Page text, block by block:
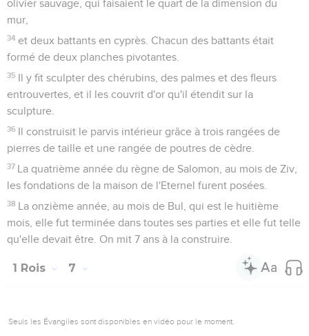
olivier sauvage, qui faisaient le quart de la dimension du
mur,
34 et deux battants en cyprès. Chacun des battants était
formé de deux planches pivotantes.
35 Il y fit sculpter des chérubins, des palmes et des fleurs
entrouvertes, et il les couvrit d'or qu'il étendit sur la
sculpture.
36 Il construisit le parvis intérieur grâce à trois rangées de
pierres de taille et une rangée de poutres de cèdre.
37 La quatrième année du règne de Salomon, au mois de Ziv,
les fondations de la maison de l'Eternel furent posées.
38 La onzième année, au mois de Bul, qui est le huitième
mois, elle fut terminée dans toutes ses parties et elle fut telle
qu'elle devait être. On mit 7 ans à la construire.
1 Rois 7
Seuls les Évangiles sont disponibles en vidéo pour le moment.